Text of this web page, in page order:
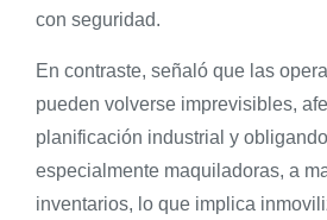
con seguridad.
En contraste, señaló que las
pueden volverse imprevisibles,
planificación industrial y
especialmente maquiladoras, a
inventarios, lo que implica